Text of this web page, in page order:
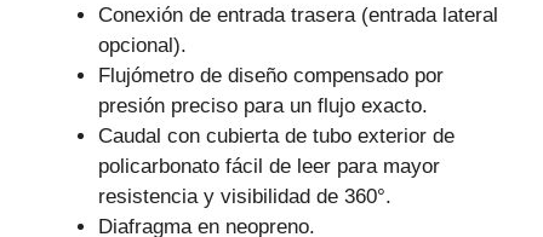
Conexión de entrada trasera (entrada lateral
opcional).
Flujómetro de diseño compensado por
presión preciso para un flujo exacto.
Caudal con cubierta de tubo exterior de
policarbonato fácil de leer para mayor
resistencia y visibilidad de 360°.
Diafragma en neopreno.